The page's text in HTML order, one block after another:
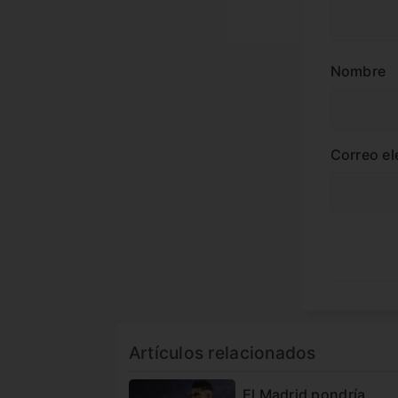
Nombre
Correo
Artículos relacionados
El Madrid pondría